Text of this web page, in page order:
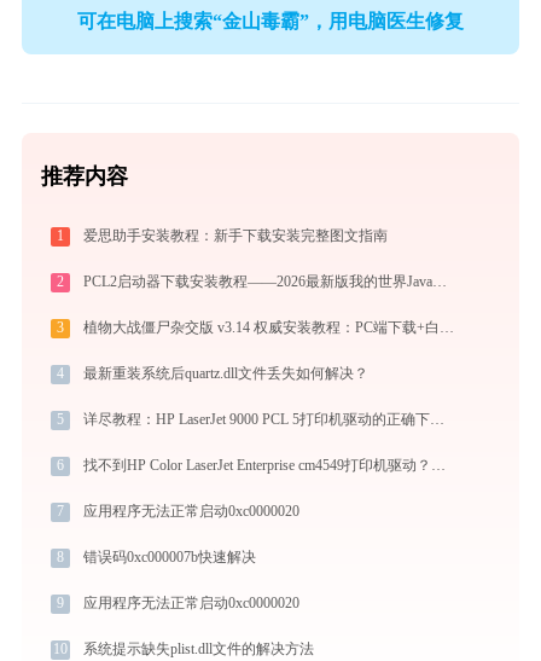
可在电脑上搜索“金山毒霸”，用电脑医生修复
推荐内容
1 爱思助手安装教程：新手下载安装完整图文指南
2 PCL2启动器下载安装教程——2026最新版我的世界Java版启动器配置指南
3 植物大战僵尸杂交版 v3.14 权威安装教程：PC端下载+白屏闪退完美解决
4 最新重装系统后quartz.dll文件丢失如何解决？
5 详尽教程：HP LaserJet 9000 PCL 5打印机驱动的正确下载与安装方式
6 找不到HP Color LaserJet Enterprise cm4549打印机驱动？这篇全面下载安装指南帮到你
7 应用程序无法正常启动0xc0000020
8 错误码0xc000007b快速解决
9 应用程序无法正常启动0xc0000020
10 系统提示缺失plist.dll文件的解决方法